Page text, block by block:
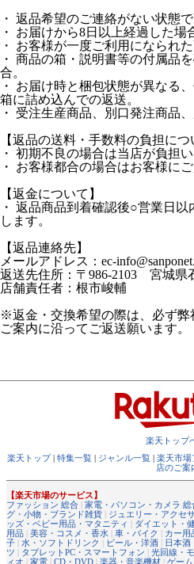
・ 返品希望のご連絡がない状態
・ お届けから8日以上経過した場
・ お客様が一度ご利用になられた
・ 商品の箱・説明書等の付属品
合。
・ お届け時と梱包状態が異なる
箱に詰め込んでの返送。
・ 受注生産商品、別口発注商品
【返品の送料・手数料の負担につ
・ 初期不良の場合は当店が負担い
・ お客様都合の場合はお客様に
【返金について】
・ 返品商品到着確認後○営業日
します。
【返品連絡先】
メールアドレス：ec-
返送先住所：〒986-2103 宮城県
店舗責任者：根市峻輔
※返金・交換希望の際は、必ず
ご案内に沿ってご返送願います。
楽天トップ
楽天トップ
特集一覧 ジャンル一覧 楽天市場
店のご案
【楽天市場のサービス】
ファッション 総合
家電・パソコン・カメラ 総
グ・小物・ブランド雑貨
ジュエリー・アクセ
ッズ・ベビー用品・マタニティ
ダイエット・
用品
美容・コスメ・香水 車・バイク カー用
子
水・ソフトドリンク ビール・洋酒 日本酒
ツ
タブレットPC・スマートフォン 光回線・
ィオ
家電 CD・DVD 楽器・音楽機材 ゲーム